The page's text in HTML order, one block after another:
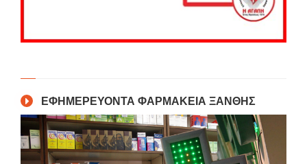
ΕΦΗΜΕΡΕΥΟΝΤΑ ΦΑΡΜΑΚΕΙΑ ΞΑΝΘΗΣ